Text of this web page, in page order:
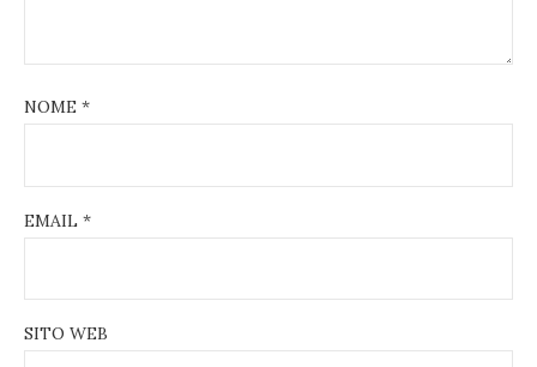
NOME *
EMAIL *
SITO WEB